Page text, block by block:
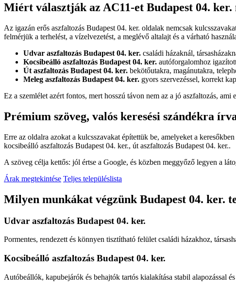
Miért választják az AC11-et Budapest 04. ker.
Az igazán erős aszfaltozás Budapest 04. ker. oldalak nemcsak
felmérjük a terhelést, a vízelvezetést, a meglévő altalajt és a várható
Udvar aszfaltozás Budapest 04. ker. családi házaknál,
Kocsibeálló aszfaltozás Budapest 04. ker. autóforgalomhoz
Út aszfaltozás Budapest 04. ker. bekötőutakra, magánutakra,
Meleg aszfaltozás Budapest 04. ker. gyors szervezéssel, korrekt
Ez a szemlélet azért fontos, mert hosszú távon nem az a jó aszfaltozás,
Prémium szöveg, valós keresési szándékra
Erre az oldalra azokat a kulcsszavakat építettük be, amelyeket a
kocsibeálló aszfaltozás Budapest 04. ker., út aszfaltozás Budapest 04. ker..
A szöveg célja kettős: jól értse a Google, és közben meggyőző legyen a
Árak megtekintése Teljes településlista
Milyen munkákat végzünk Budapest 04. ker.
Udvar aszfaltozás Budapest 04. ker.
Pormentes, rendezett és könnyen tisztítható felület családi házakhoz,
Kocsibeálló aszfaltozás Budapest 04. ker.
Autóbeállók, kapubejárók és behajtók tartós kialakítása stabil alapozással